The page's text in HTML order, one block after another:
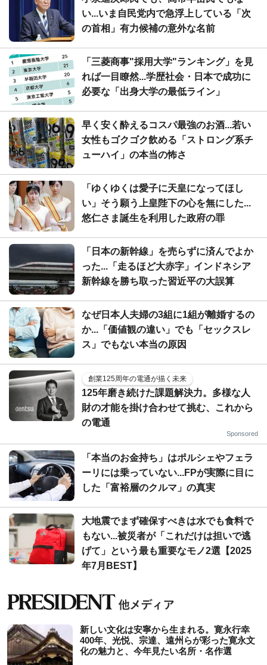
い...いま自民党内で急浮上している「次
の首相」有力候補の意外な名前
「三菱商事"採用大学"ランキング」を見
れば一目瞭然...学歴社会・日本で成功に
必要な「出身大学の最低ライン」
早く安く酔えるコスパ最強のお酒...若い
女性もゴクゴク飲める「ストロング系チ
ューハイ」の本当の怖さ
「ゆくゆくは愛子に天皇になってほし
い」そう願う上皇陛下の心を無にした...
悠仁さま誕生を利用した政府の罪
「日本の新幹線」を売らずに済んでよか
った...「走るほど大赤字」インドネシア
新幹線を勝ち取った習近平の大誤算
なぜ日本人夫婦の3組に1組が離婚するの
か...「価値観の違い」でも「セックスレ
ス」でもない本当の原因
創業125周年の電通が描く未来
125年磨き続けた課題解決力。多様な人
財の才能を掛け合わせて挑む、これから
の電通
Sponsored
「本当のお金持ち」はポルシェやフェラ
ーリには乗っていない...FPが実際に目に
した「富裕層のクルマ」の真実
大地震でまず確保すべきは水でも食料で
もない...被災者が「これだけは担いで逃
げて」という最も重要なモノ2選【2025
年7月BEST】
新しい文化は安寧から生まれる。寛永行幸
400年、光悦、宗達、遠州らが彩った寛永文
化の魅力と、今年見たい名所・名作選